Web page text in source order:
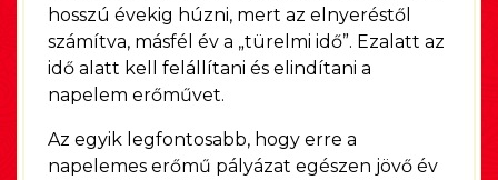
hosszú évekig húzni, mert az elnyeréstől
számítva, másfél év a „türelmi idő”. Ezalatt az
idő alatt kell felállítani és elindítani a
napelem erőművet.
Az egyik legfontosabb, hogy erre a
napelemes erőmű pályázat egészen jövő év